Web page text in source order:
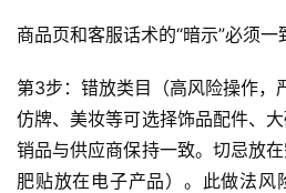
商品页和客服话术的“暗示”必须一
第3步：错放类目（高风险操作，
仿牌、美妆等可选择饰品配件、
销品与供应商保持一致。切忌放
肥贴放在电子产品）。此做法风